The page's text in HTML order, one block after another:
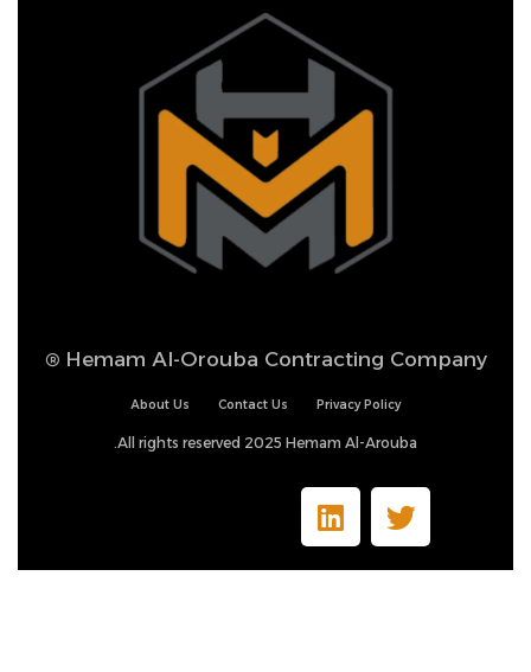
Hemam Al-Orouba Contracting Company
®
About Us Contact Us Privacy Policy
All rights reserved 2025 Hemam Al-Arouba.